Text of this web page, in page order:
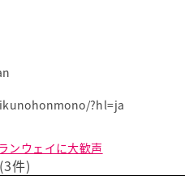
?hl=ja
ンウェイに大歓声
件)